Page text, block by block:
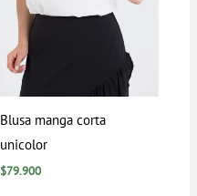
Blusa manga corta
unicolor
$79.900